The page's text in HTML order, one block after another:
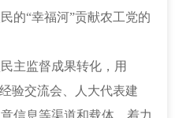
的“幸福河”贡献农工党的
主监督成果转化，用
验交流会、人大代表建
信息等渠道和载体，着力